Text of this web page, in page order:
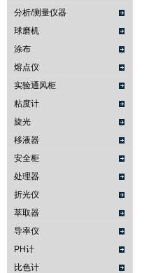
分析/测量仪器
球磨机
涂布
熔点仪
实验通风柜
粘度计
旋光
移液器
安全柜
处理器
折光仪
萃取器
导率仪
PH计
比色计